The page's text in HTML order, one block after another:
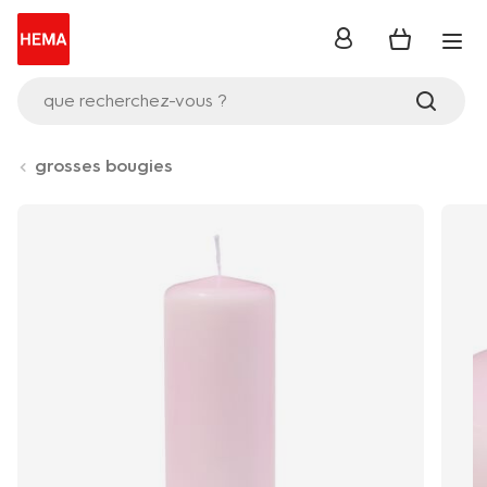
que recherchez-vous ?
se
grosses bougies